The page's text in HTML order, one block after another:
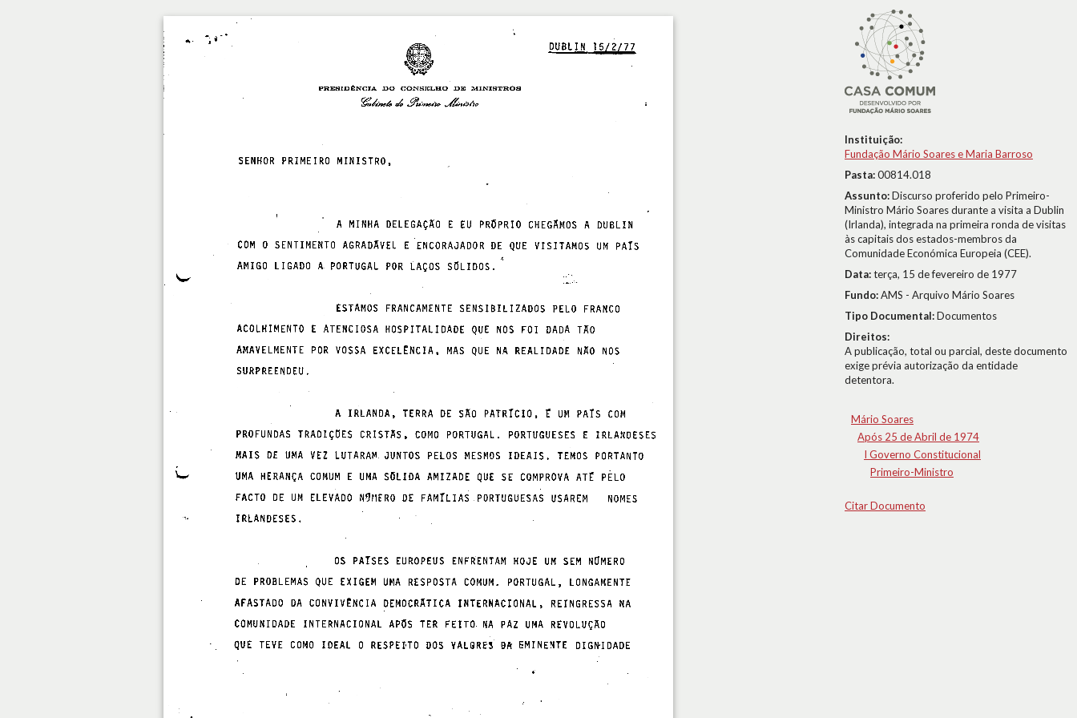
Instituição:
Fundação Mário Soares e Maria Barroso
Pasta:00814.018
Assunto:Discurso proferido pelo Primeiro-
Ministro Mário Soares durante a visita a Dublin
(Irlanda), integrada na primeira ronda de visitas
às capitais dos estados-membros da
Comunidade Económica Europeia (CEE).
Data:terça, 15 de fevereiro de 1977
Fundo:AMS - Arquivo Mário Soares
Tipo Documental:Documentos
Direitos:
A publicação, total ou parcial, deste documento
exige prévia autorização da entidade
detentora.
Mário Soares
Após 25 de Abril de 1974
I Governo Constitucional
Primeiro-Ministro
Citar Documento